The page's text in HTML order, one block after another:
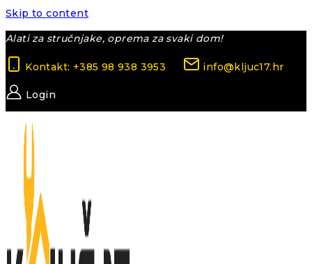
Skip to content
Alati za stručnjake, oprema za svaki dom!
Kontakt: +385 98 938 3953 info@kljuc17.hr
Login